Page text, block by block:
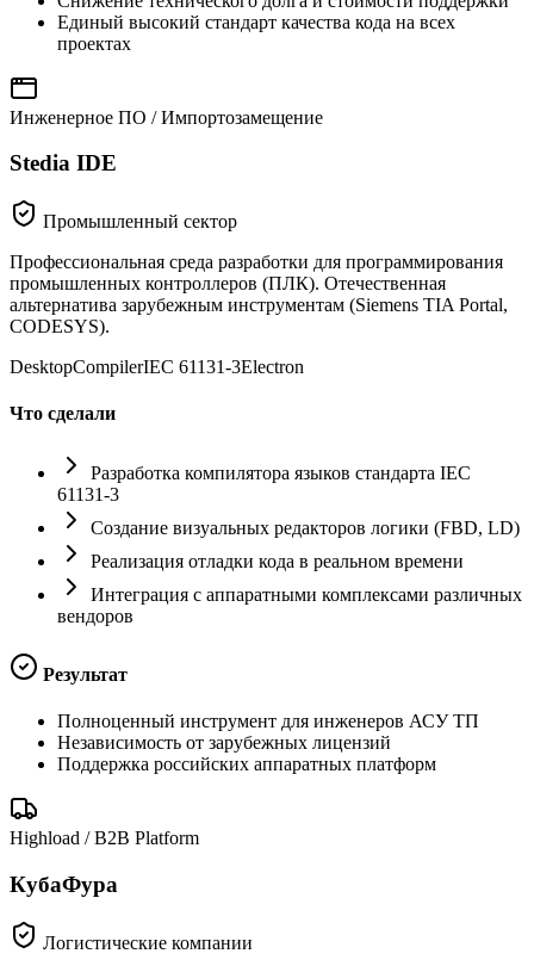
Единый высокий стандарт качества кода на всех
проектах
Инженерное ПО / Импортозамещение
Stedia IDE
Промышленный сектор
Профессиональная среда разработки для программирования
промышленных контроллеров (ПЛК). Отечественная
альтернатива зарубежным инструментам (Siemens TIA Portal,
CODESYS).
DesktopCompilerIEC 61131-3Electron
Что сделали
Разработка компилятора языков стандарта IEC
61131-3
Создание визуальных редакторов логики (FBD, LD)
Реализация отладки кода в реальном времени
Интеграция с аппаратными комплексами различных
вендоров
Результат
Полноценный инструмент для инженеров АСУ ТП
Независимость от зарубежных лицензий
Поддержка российских аппаратных платформ
Highload / B2B Platform
КубаФура
Логистические компании